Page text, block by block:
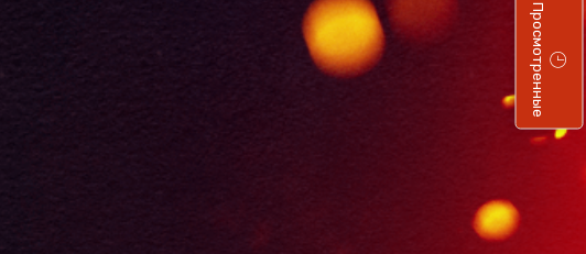
Просмотренные